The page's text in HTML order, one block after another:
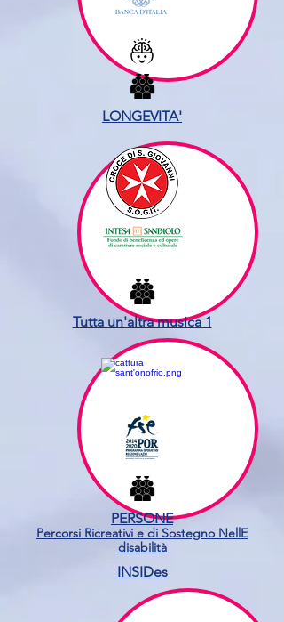
LONGEVITA'
Tutta un'altra musica 1
PERSONE
Percorsi Ricreativi e di Sostegno NellE
disabilità
INSIDes